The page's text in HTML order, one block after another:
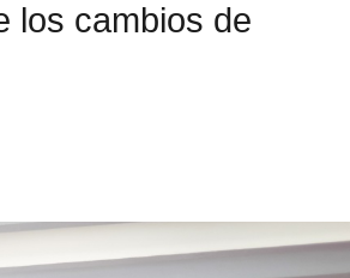
los cambios de